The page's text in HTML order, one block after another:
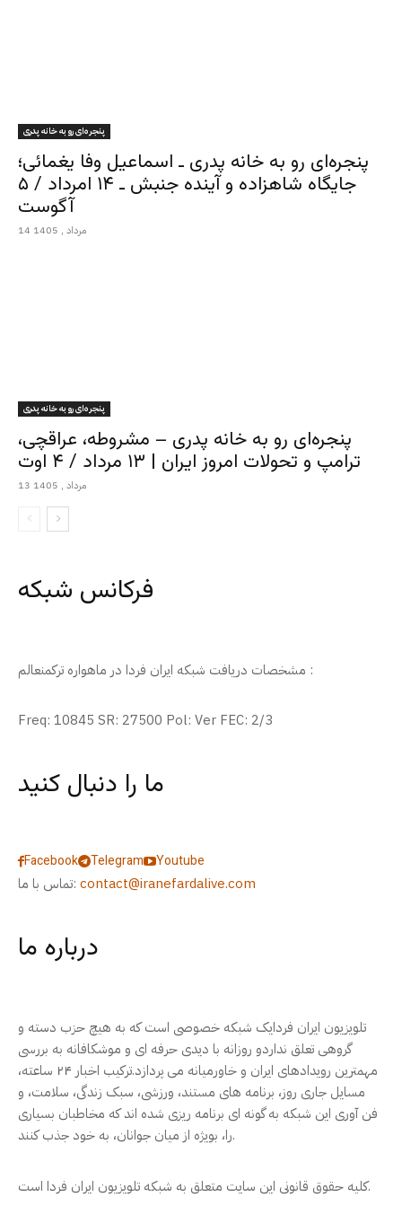
پنجره‌ای رو به خانه پدری
پنجره‌ای رو به خانه پدری ـ اسماعیل وفا یغمائی؛
جایگاه شاهزاده و آینده جنبش ـ ۱۴ امرداد / ۵
آگوست
14 مرداد , 1405
پنجره‌ای رو به خانه پدری
پنجره‌ای رو به خانه پدری – مشروطه، عراقچی،
ترامپ و تحولات امروز ایران | ۱۳ مرداد / ۴ اوت
13 مرداد , 1405
فرکانس شبکه
مشخصات دریافت شبکه ایران فردا در ماهواره ترکمنعالم :
Freq: 10845 SR: 27500 Pol: Ver FEC: 2/3
ما را دنبال کنید
Facebook Telegram
Youtube
تماس با ما: contact@iranefardalive.com
درباره ما
تلویزیون ایران فردایک شبکه خصوصی است که به هیچ حزب دسته و
گروهی تعلق نداردو روزانه با دیدی حرفه ای و موشکافانه به بررسی
مهمترین رویدادهای ایران و خاورمیانه می پردازد.ترکیب اخبار ۲۴ ساعته،
مسایل جاری روز، برنامه های مستند، ورزشی، سبک زندگی، سلامت، و
فن آوری این شبکه به گونه ای برنامه ریزی شده اند که مخاطبان بسیاری
را، بویژه از میان جوانان، به خود جذب کنند.
کلیه حقوق قانونی این سایت متعلق به شبکه تلویزیون ایران فردا است.